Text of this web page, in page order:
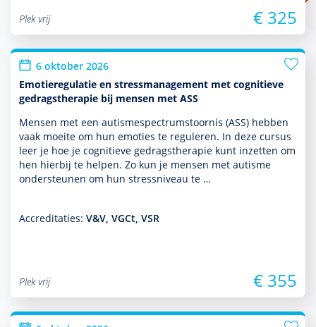
Plek vrij
€ 325
6 oktober 2026
Emotieregulatie en stressmanagement met cognitieve
gedragstherapie bij mensen met ASS
Mensen met een autisme­spectrum­stoor­nis (ASS) hebben
vaak moeite om hun emoties te reguleren. In deze cursus
leer je hoe je cogni­tieve gedrags­thera­pie kunt inzetten om
hen hierbij te helpen. Zo kun je mensen met autisme
onder­steunen om hun stressniveau te …
Accreditaties: V&V, VGCt, VSR
Plek vrij € 355